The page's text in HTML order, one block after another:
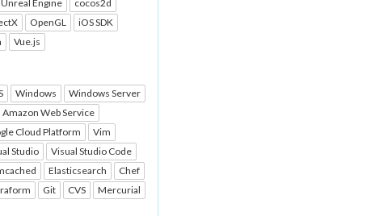
Unreal Engine
cocos2d
OpenGL
iOS SDK
Vue.js
Windows
Windows Server
Amazon Web Service
Cloud Platform
Vim
Studio
Visual Studio Code
Elasticsearch
Chef
Git CVS
Mercurial